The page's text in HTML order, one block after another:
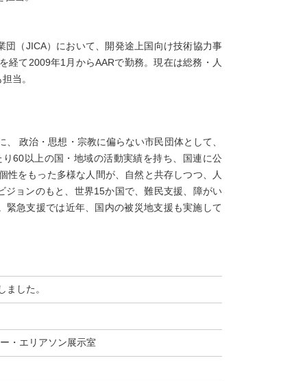
（JICA）において、開発途上国向け技術協力事
経て2009年1月からAARで勤務。現在は総務・人
当。
政治・思想・宗教に偏らない市民団体として、
60以上の国・地域の活動実績を持ち、国連に公
性をもった多様な人間が、自然と共存しつつ、人
ョンのもと、世界15か国で、難民支援、障がい
急支援では近年、国内の被災地支援も実施して
した。
・エリアソン展示室